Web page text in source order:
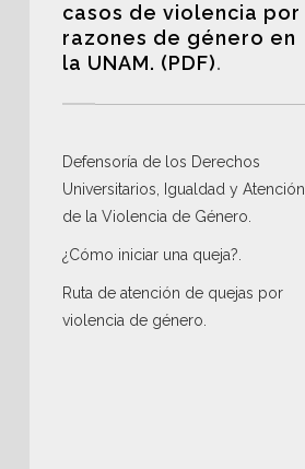
casos de violencia por
razones de género en
la UNAM. (PDF).
Defensoría de los Derechos
Universitarios, Igualdad y Atención
de la Violencia de Género
¿Cómo iniciar una queja?
Ruta de atención de quejas por
violencia de género